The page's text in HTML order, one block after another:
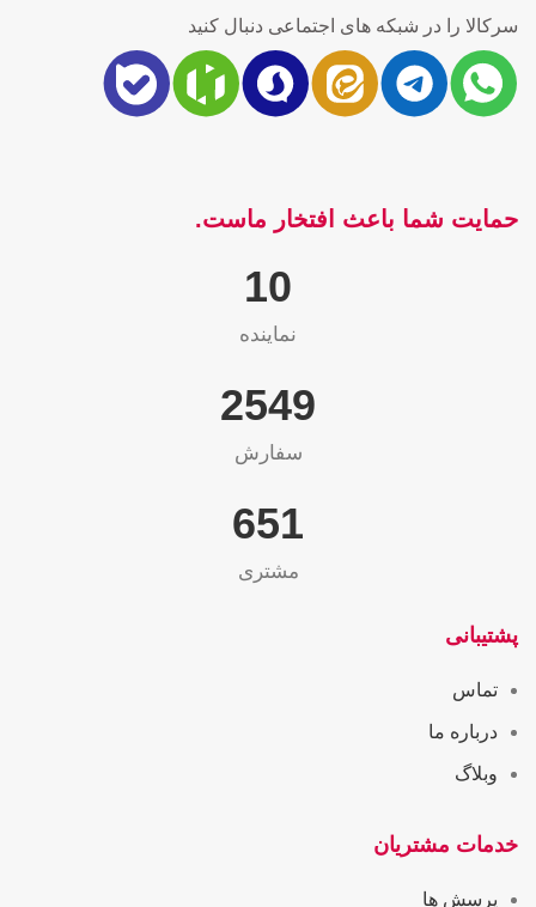
سرکالا را در شبکه های اجتماعی دنبال کنید
حمایت شما باعث افتخار ماست.
10
نماینده
2565
سفارش
655
مشتری
پشتیبانی
تماس
درباره ما
وبلاگ
خدمات مشتریان
پرسش ها